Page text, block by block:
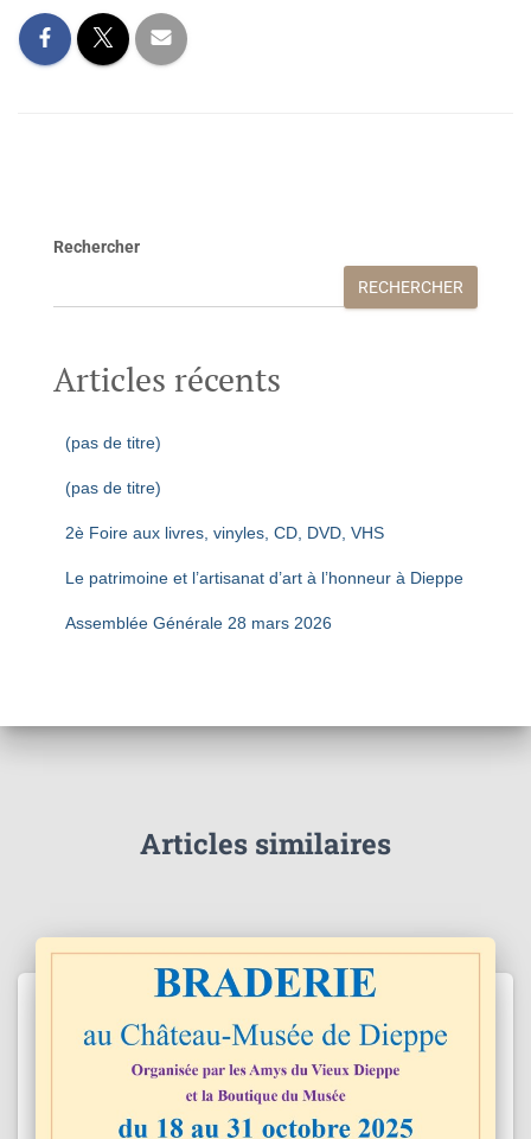
Rechercher
RECHERCHER
Articles récents
(pas de titre)
(pas de titre)
2è Foire aux livres, vinyles, CD, DVD, VHS
Le patrimoine et l’artisanat d’art à l’honneur à Dieppe
Assemblée Générale 28 mars 2026
Articles similaires